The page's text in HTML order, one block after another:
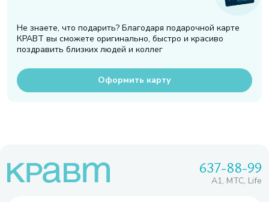
Не знаете, что подарить? Благодаря подарочной карте
КРАВТ вы сможете оригинально, быстро и красиво
поздравить близких людей и коллег
Оформить карту
637-88-99
A1, МТС, Life